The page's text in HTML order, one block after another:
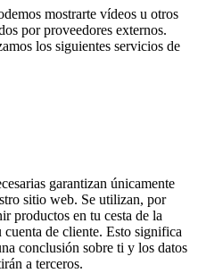
mostrarte vídeos u otros
por proveedores externos.
los siguientes servicios de
garantizan únicamente
sitio web. Se utilizan, por
productos en tu cesta de la
de cliente. Esto significa
conclusión sobre ti y los datos
a terceros.